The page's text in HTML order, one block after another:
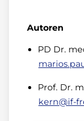
Autoren
PD Dr.
Prof. Dr.
kern@if-